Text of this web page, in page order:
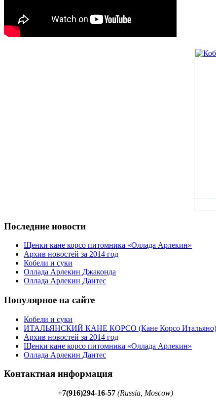
Последние новости
Щенки кане корсо питомника «Оллада Арлекин»
Архив новостей за 2014 год
Кобели и суки
Оллада Арлекин Джаконда
Оллада Арлекин Дантес
Популярное на сайте
Кобели и суки
ИТАЛЬЯНСКИЙ КАНЕ КОРСО (Кане Корсо Итальяно)
Архив новостей за 2014 год
Щенки кане корсо питомника «Оллада Арлекин»
Оллада Арлекин Дантес
Контактная информация
+7(916)294-16-57 (Russia, Moscow)